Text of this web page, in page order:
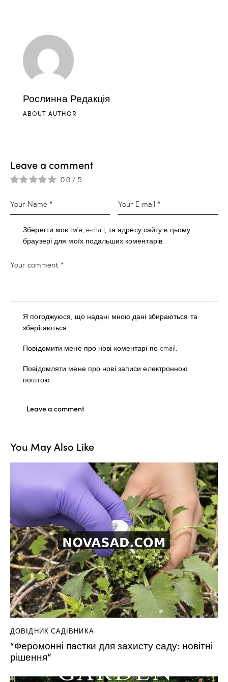
Рослинна Редакція
ABOUT AUTHOR
Leave a comment
0.0 / 5
Зберегти моє ім'я, e-mail, та адресу сайту в цьому
браузері для моїх подальших коментарів.
Я погоджуюся, що надані мною дані збираються та
зберігаються.
Повідомити мене про нові коментарі по email.
Повідомляти мене про нові записи електронною
поштою.
You May Also Like
ДОВІДНИК САДІВНИКА
“Феромонні пастки для захисту саду: новітні
рішення”